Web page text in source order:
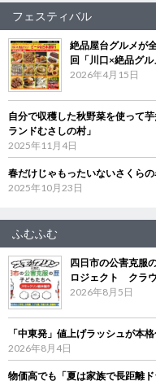
フェスティバル
絶品屋台グルメが
回「川口×絶品グ
2026年4月15日
自分で収穫した秋野菜を使って
ランドむさしの村」
2025年11月4日
春だけじゃもったいないさくら
2025年10月23日
ふむふむ
四日市の公害克服
ロジェクト クラ
2026年8月5日
「中東発」値上げラッシュが
2026年8月4日
物価高でも「夏は家族で長距離